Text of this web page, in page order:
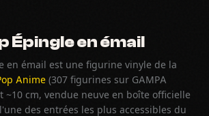
Épingle en émail
en émail est une figurine vinyle de la
Anime (307 figurines sur GAMPA
~10 cm, vendue neuve en boîte officielle
des entrées les plus accessibles du